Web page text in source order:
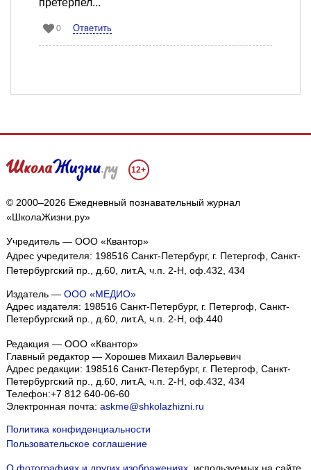
претерпел...
0 Ответить
12+
© 2000–2026 Ежедневный познавательный журнал
«ШколаЖизни.ру»
Учредитель — ООО «Квантор»
Адрес учредителя: 198516 Санкт-Петербург, г. Петергоф, Санкт-
Петербургский пр., д.60, лит.А, ч.п. 2-Н, оф.432, 434
Издатель — ООО «МЕДИО»
Адрес издателя: 198516 Санкт-Петербург, г. Петергоф, Санкт-
Петербургский пр., д.60, лит.А, ч.п. 2-Н, оф.440
Редакция — ООО «Квантор»
Главный редактор — Хорошев Михаил Валерьевич
Адрес редакции: 198516 Санкт-Петербург, г. Петергоф, Санкт-
Петербургский пр., д.60, лит.А, ч.п. 2-Н, оф.432, 434
Телефон:+7 812 640-06-60
Электронная почта: askme@shkolazhizni.ru
Политика конфиденциальности
Пользовательское соглашение